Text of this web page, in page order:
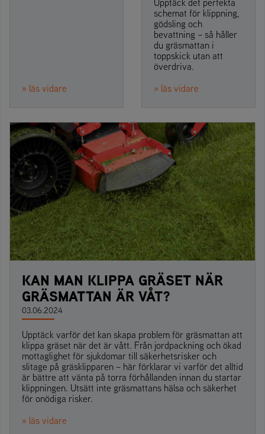
» läs vidare
Upptäck det perfekta
schemat för klippning,
gödsling och
bevattning – så håller
du gräsmattan i
toppskick utan att
överdriva.
» läs vidare
KAN MAN KLIPPA GRÄSET NÄR
GRÄSMATTAN ÄR VÅT?
03.06.2024
Upptäck varför det kan skapa problem för gräsmattan att
klippa gräset när det är vått. Från jordpackning och ökad
mottaglighet för sjukdomar till säkerhetsrisker och
slitage på gräsklipparen – här förklarar vi varför det alltid
är bättre att vänta på torra förhållanden innan du startar
klippningen. Utsätt inte gräsmattans hälsa och säkerhet
för onödiga risker.
» läs vidare